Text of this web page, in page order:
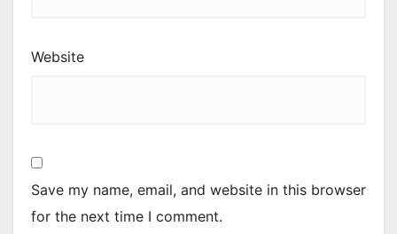
Website
Save my name, email, and website in this browser
for the next time I comment.